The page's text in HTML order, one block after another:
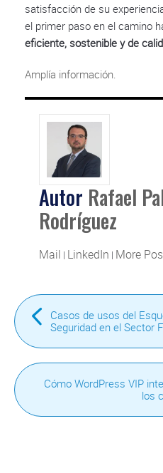
satisfacción de su
el primer paso en el camino
eficiente, sostenible y de
Amplía información.
Autor Rafael
Rodríguez
Mail | LinkedIn | More
Casos de usos del
Seguridad en el Sector
Cómo WordPress VIP
los